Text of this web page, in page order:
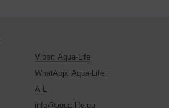
Viber: Aqua-Life
WhatApp: Aqua-Life
A-L
info@aqua-life.ua